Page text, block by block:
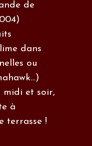
de
dans
ou
midi et soir,
à
terrasse !